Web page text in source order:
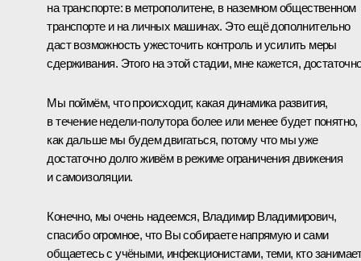
на транспорте: в метрополитене, в наземном общественном
транспорте и на личных машинах. Это ещё дополнительно
даст возможность ужесточить контроль и усилить меры
сдерживания. Этого на этой стадии, мне кажется,
Мы поймём, что происходит, какая динамика развития,
в течение недели-полутора более или менее будет понятно,
как дальше мы будем двигаться, потому что мы уже
достаточно долго живём в режиме ограничения движения
и самоизоляции.
Конечно, мы очень надеемся, Владимир Владимирович,
спасибо огромное, что Вы собираете напрямую и сами
общаетесь с учёными, инфекционистами, теми, кто